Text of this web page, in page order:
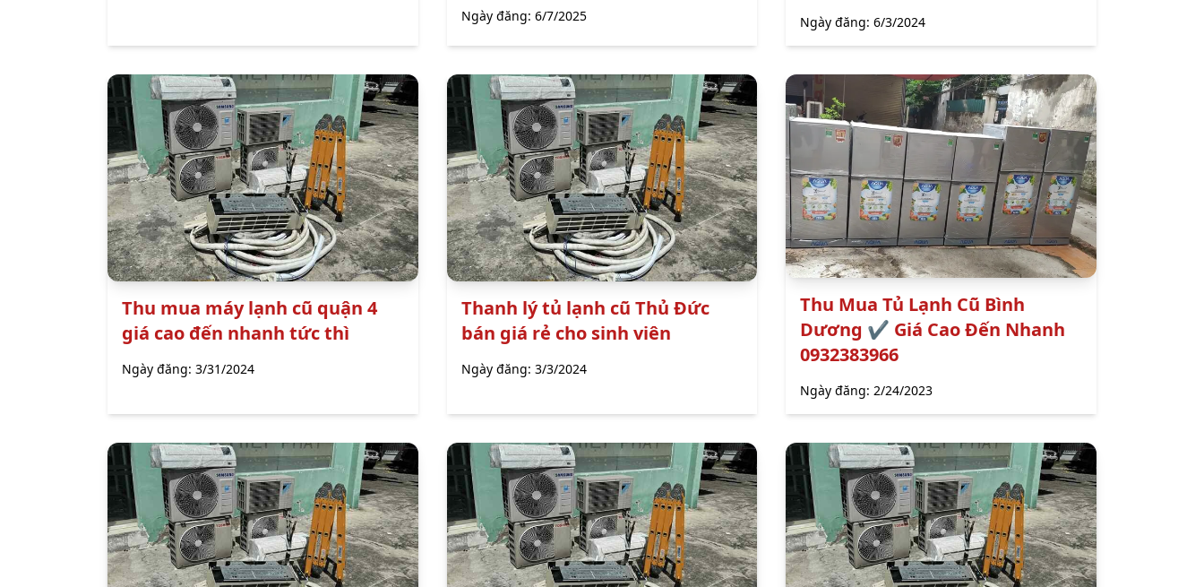
Ngày đăng: 6/7/2025 Ngày đăng:6/3/2024
Thu mua máy lạnh cũ quận 4
giá cao đến nhanh tức thì
Ngày đăng: 3/31/2024
Thanh lý tủ lạnh cũ Thủ Đức
bán giá rẻ cho sinh viên
Ngày đăng: 3/3/2024
Thu Mua Tủ Lạnh Cũ Bình
Dương ✔️ Giá Cao Đến Nhanh
0932383966
Ngày đăng:2/24/2023